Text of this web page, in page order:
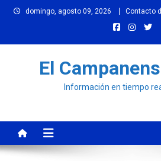
Skip
domingo, agosto 09, 2026 Contacto
El
Información en tiempo